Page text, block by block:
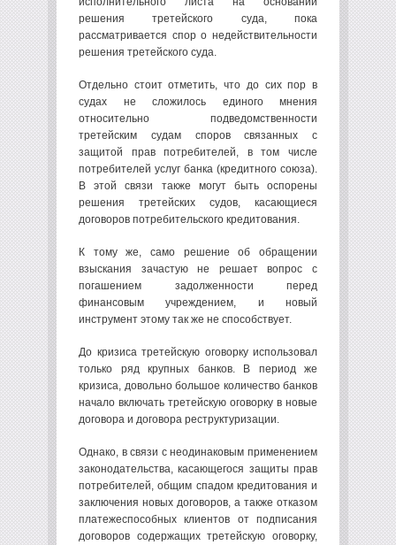
решения третейского суда, пока
рассматривается спор о недействительности
решения третейского суда.
Отдельно стоит отметить, что до сих пор в
судах не сложилось единого мнения
относительно подведомственности
третейским судам споров связанных с
защитой прав потребителей, в том числе
потребителей услуг банка (кредитного союза).
В этой связи также могут быть оспорены
решения третейских судов, касающиеся
договоров потребительского кредитования.
К тому же, само решение об обращении
взыскания зачастую не решает вопрос с
погашением задолженности перед
финансовым учреждением, и новый
инструмент этому так же не способствует.
До кризиса третейскую оговорку использовал
только ряд крупных банков. В период же
кризиса, довольно большое количество банков
начало включать третейскую оговорку в новые
договора и договора реструктуризации.
Однако, в связи с неодинаковым применением
законодательства, касающегося защиты прав
потребителей, общим спадом кредитования и
заключения новых договоров, а также отказом
платежеспособных клиентов от подписания
договоров содержащих третейскую оговорку,